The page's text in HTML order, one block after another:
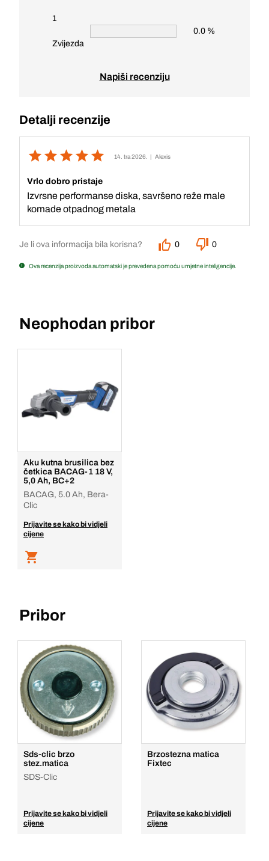
1
Zvijezda
0.0 %
Napiši recenziju
Detalji recenzije
14. tra 2026. | Alexis
Vrlo dobro pristaje
Izvrsne performanse diska, savršeno reže male
komade otpadnog metala
Je li ova informacija bila korisna? 0 0
Ova recenzija proizvoda automatski je prevedena pomoću umjetne inteligencije.
Neophodan pribor
Aku kutna brusilica bez
četkica BACAG-1 18 V,
5,0 Ah, BC+2
BACAG, 5.0 Ah, Bera-
Clic
Prijavite se kako bi vidjeli
cijene
Pribor
Sds-clic brzo
stez.matica
SDS-Clic
Prijavite se kako bi vidjeli
cijene
Brzostezna matica
Fixtec
Prijavite se kako bi vidjeli
cijene